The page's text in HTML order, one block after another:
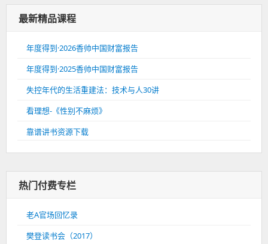
最新精品课程
年度得到·2026香帅中国财富报告
年度得到·2025香帅中国财富报告
失控年代的生活重建法：技术与人30讲
看理想-《性别不麻烦》
靠谱讲书资源下载
热门付费专栏
老A官场回忆录
樊登读书会（2017）